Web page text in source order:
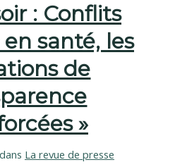
: Conflits
santé, les
de
»
dans La revue de presse